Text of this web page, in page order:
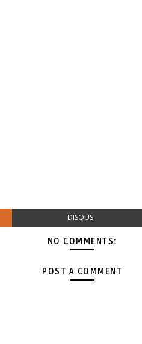
DISQUS
NO COMMENTS:
POST A COMMENT